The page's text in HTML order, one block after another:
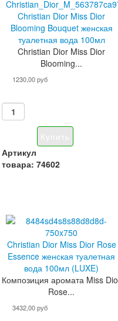
Christian Dior Miss Dior
Blooming Bouquet женская
туалетная вода 100мл
Christian Dior Miss Dior
Blooming...
1230,00 руб
Артикул
товара: 74602
Christian Dior Miss Dior Rose
Essence женская туалетная
вода 100мл (LUXE)
Композиция аромата Miss
Rose...
3432,00 руб